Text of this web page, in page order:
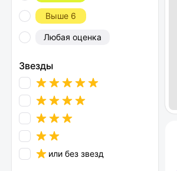
Выше 6
Любая оценка
Звезды
или без звезд